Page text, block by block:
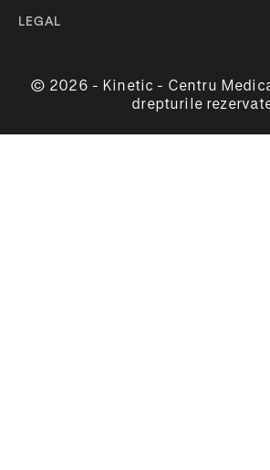
LEGAL
© 2026 - Kinetic - Centru
drepturile